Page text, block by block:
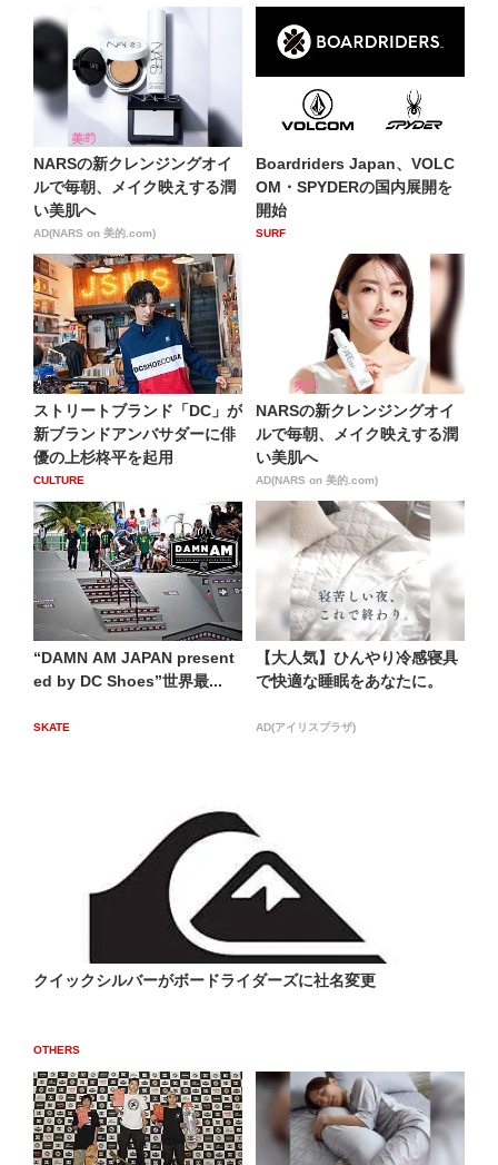
NARSの新クレンジングオイ
ルで毎朝、メイク映えする潤
い美肌へ
AD(NARS on 美的.com)
Boardriders Japan、VOLC
OM・SPYDERの国内展開を
開始
SURF
ストリートブランド「DC」が
新ブランドアンバサダーに俳
優の上杉柊平を起用
CULTURE
NARSの新クレンジングオイ
ルで毎朝、メイク映えする潤
い美肌へ
AD(NARS on 美的.com)
“DAMN AM JAPAN present
ed by DC Shoes”世界最...
SKATE
【大人気】ひんやり冷感寝具
で快適な睡眠をあなたに。
AD(アイリスプラザ)
クイックシルバーがボードライダーズに社名変更
OTHERS